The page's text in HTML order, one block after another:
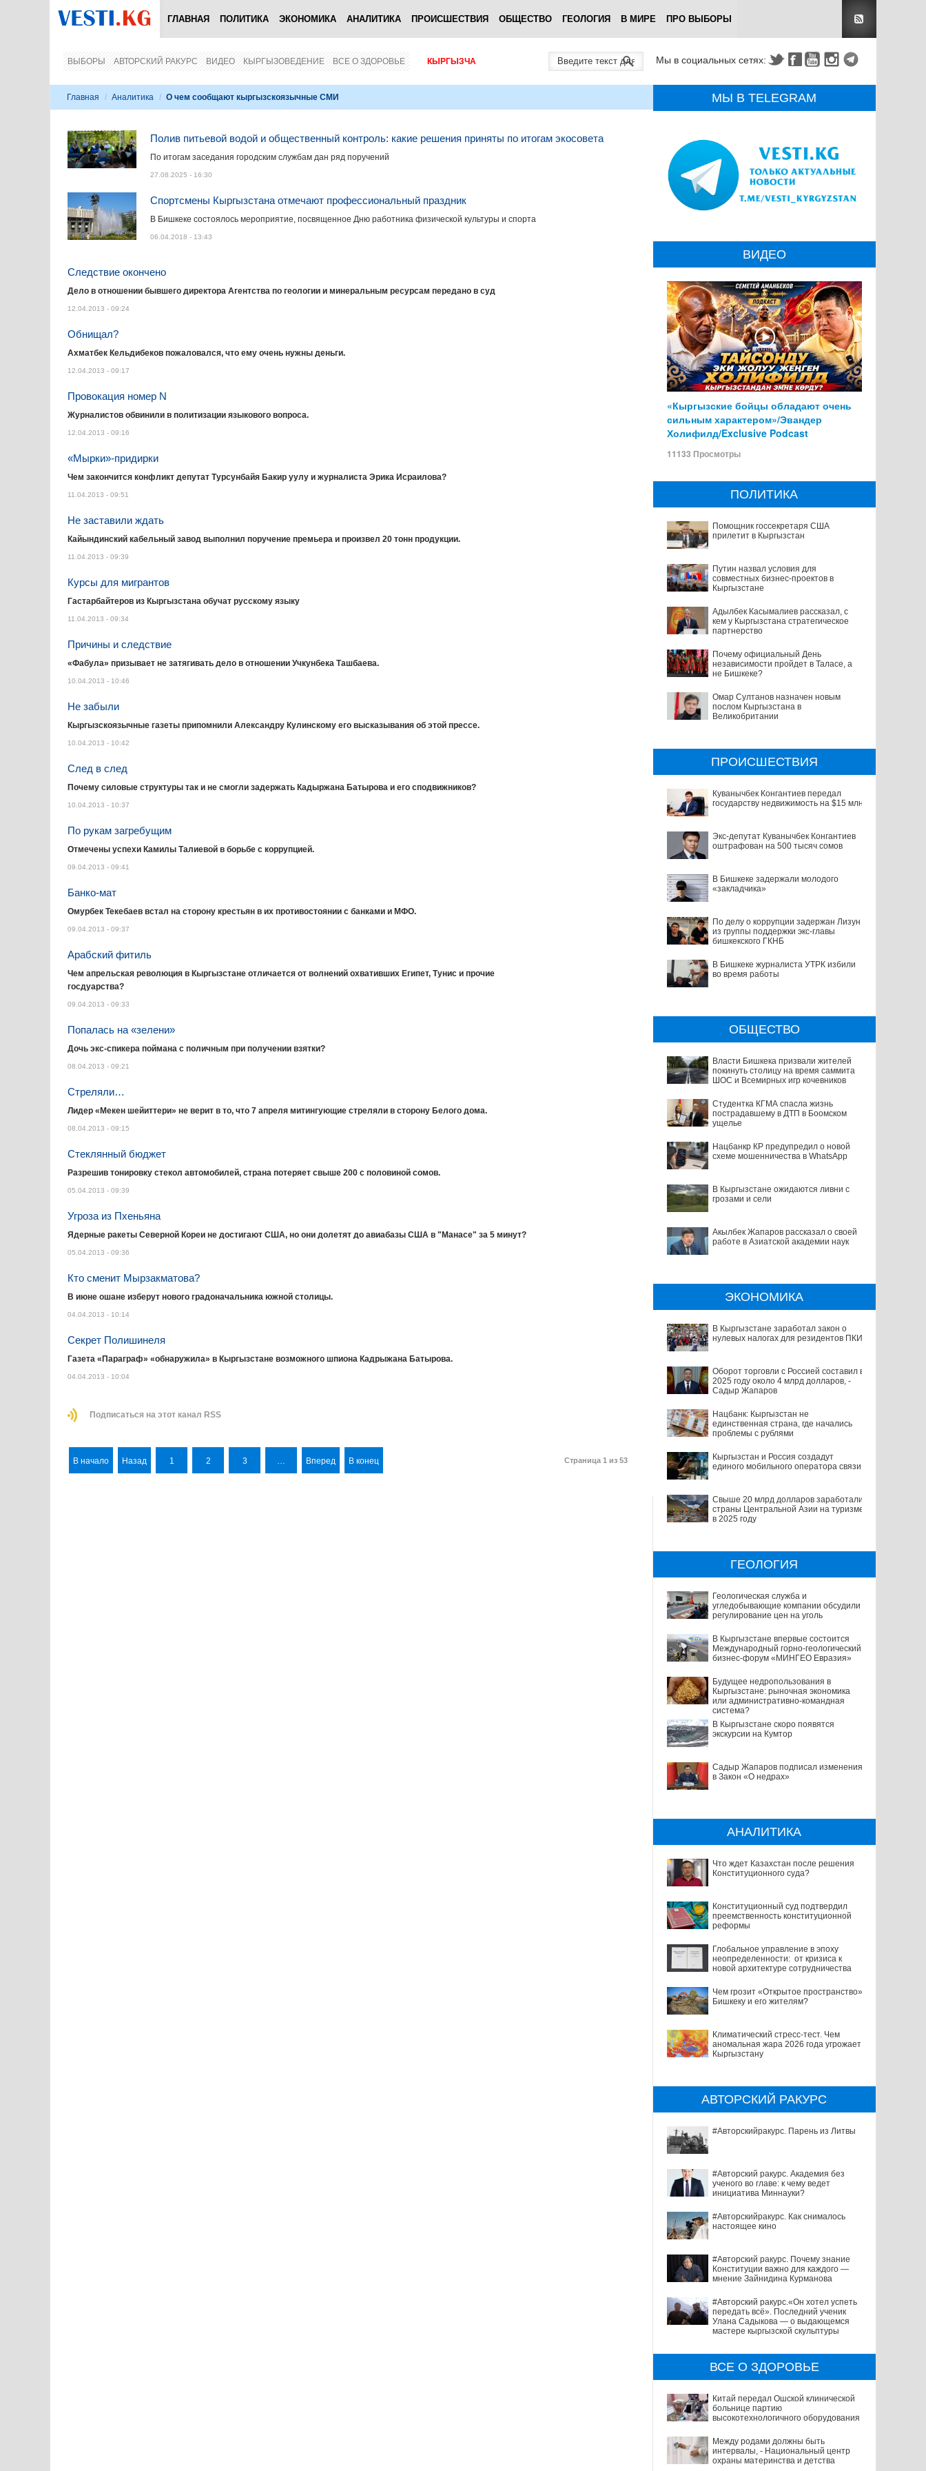
ГЛАВНАЯ ПОЛИТИКА ЭКОНОМИКА АНАЛИТИКА ПРОИСШЕСТВИЯ ОБЩЕСТВО ГЕОЛОГИЯ В МИРЕ ПРО ВЫБОРЫ
ВЫБОРЫ АВТОРСКИЙ РАКУРС ВИДЕО КЫРГЫЗОВЕДЕНИЕ ВСЕ О ЗДОРОВЬЕ КЫРГЫЗЧА Мы в социальных сетях:
Главная / Аналитика / О чем сообщают кыргызскоязычные СМИ
Полив питьевой водой и общественный контроль: какие решения приняты по итогам экосовета
По итогам заседания городским службам дан ряд поручений
27.08.2025 - 16:30
Спортсмены Кыргызстана отмечают профессиональный праздник
В Бишкеке состоялось мероприятие, посвященное Дню работника физической культуры и спорта
06.04.2018 - 13:43
Следствие окончено
Дело в отношении бывшего директора Агентства по геологии и минеральным ресурсам передано в суд
12.04.2013 - 09:24
Обнищал?
Ахматбек Кельдибеков пожаловался, что ему очень нужны деньги.
12.04.2013 - 09:17
Провокация номер N
Журналистов обвинили в политизации языкового вопроса.
12.04.2013 - 09:16
«Мырки»-придирки
Чем закончится конфликт депутат Турсунбайя Бакир уулу и журналиста Эрика Исраилова?
11.04.2013 - 09:51
Не заставили ждать
Кайындинский кабельный завод выполнил поручение премьера и произвел 20 тонн продукции.
11.04.2013 - 09:39
Курсы для мигрантов
Гастарбайтеров из Кыргызстана обучат русскому языку
11.04.2013 - 09:34
Причины и следствие
«Фабула» призывает не затягивать дело в отношении Учкунбека Ташбаева.
10.04.2013 - 10:46
Не забыли
Кыргызскоязычные газеты припомнили Александру Кулинскому его высказывания об этой прессе.
10.04.2013 - 10:42
След в след
Почему силовые структуры так и не смогли задержать Кадыржана Батырова и его сподвижников?
10.04.2013 - 10:37
По рукам загребущим
Отмечены успехи Камилы Талиевой в борьбе с коррупцией.
09.04.2013 - 09:41
Банко-мат
Омурбек Текебаев встал на сторону крестьян в их противостоянии с банками и МФО.
09.04.2013 - 09:37
Арабский фитиль
Чем апрельская революция в Кыргызстане отличается от волнений охвативших Египет, Тунис и прочие
госдуарства?
09.04.2013 - 09:33
Попалась на «зелени»
Дочь экс-спикера поймана с поличным при получении взятки?
08.04.2013 - 09:21
Стреляли…
Лидер «Мекен шейиттери» не верит в то, что 7 апреля митингующие стреляли в сторону Белого дома.
08.04.2013 - 09:15
Стеклянный бюджет
Разрешив тонировку стекол автомобилей, страна потеряет свыше 200 с половиной сомов.
05.04.2013 - 09:39
Угроза из Пхеньяна
Ядерные ракеты Северной Кореи не достигают США, но они долетят до авиабазы США в "Манасе" за 5 минут?
05.04.2013 - 09:36
Кто сменит Мырзакматова?
В июне ошане изберут нового градоначальника южной столицы.
04.04.2013 - 10:14
Секрет Полишинеля
Газета «Параграф» «обнаружила» в Кыргызстане возможного шпиона Кадрыжана Батырова.
04.04.2013 - 10:04
Подписаться на этот канал RSS
В начало Назад 1 2 3 … Вперед В конец Страница 1 из 53
МЫ В TELEGRAM
ВИДЕО
«Кыргызские бойцы обладают очень
сильным характером»/Эвандер
Холифилд/Exclusive Podcast
11133 Просмотры
ПОЛИТИКА
Помощник госсекретаря США
прилетит в Кыргызстан
Путин назвал условия для
совместных бизнес-проектов в
Кыргызстане
Адылбек Касымалиев рассказал, с
кем у Кыргызстана стратегическое
партнерство
Почему официальный День
независимости пройдет в Таласе, а
не Бишкеке?
Омар Султанов назначен новым
послом Кыргызстана в
Великобритании
ПРОИСШЕСТВИЯ
Куванычбек Конгантиев передал
государству недвижимость на $15 млн
Экс-депутат Куванычбек Конгантиев
оштрафован на 500 тысяч сомов
В Бишкеке задержали молодого
«закладчика»
По делу о коррупции задержан Лизун
из группы поддержки экс-главы
бишкекского ГКНБ
В Бишкеке журналиста УТРК избили
во время работы
ОБЩЕСТВО
Власти Бишкека призвали жителей
покинуть столицу на время саммита
ШОС и Всемирных игр кочевников
Студентка КГМА спасла жизнь
пострадавшему в ДТП в Боомском
ущелье
Нацбанкр КР предупредил о новой
схеме мошенничества в WhatsApp
В Кыргызстане ожидаются ливни с
грозами и сели
Акылбек Жапаров рассказал о своей
работе в Азиатской академии наук
ЭКОНОМИКА
В Кыргызстане заработал закон о
нулевых налогах для резидентов ПКИ
Оборот торговли с Россией составил в
2025 году около 4 млрд долларов, -
Садыр Жапаров
Нацбанк: Кыргызстан не
единственная страна, где начались
проблемы с рублями
Кыргызстан и Россия создадут
единого мобильного оператора связи
Свыше 20 млрд долларов заработали
страны Центральной Азии на туризме
в 2025 году
ГЕОЛОГИЯ
Геологическая служба и
угледобывающие компании обсудили
регулирование цен на уголь
В Кыргызстане впервые состоится
Международный горно-геологический
бизнес-форум «МИНГЕО Евразия»
Будущее недропользования в
Кыргызстане: рыночная экономика
или административно-командная
система?
В Кыргызстане скоро появятся
экскурсии на Кумтор
Садыр Жапаров подписал изменения
в Закон «О недрах»
АНАЛИТИКА
Что ждет Казахстан после решения
Конституционного суда?
Конституционный суд подтвердил
преемственность конституционной
реформы
Глобальное управление в эпоху
неопределенности: от кризиса к
новой архитектуре сотрудничества
Чем грозит «Открытое пространство»
Бишкеку и его жителям?
Климатический стресс-тест. Чем
аномальная жара 2026 года угрожает
Кыргызстану
АВТОРСКИЙ РАКУРС
#Авторскийракурс. Парень из Литвы
#Авторский ракурс. Академия без
ученого во главе: к чему ведет
инициатива Миннауки?
#Авторскийракурс. Как снималось
настоящее кино
#Авторский ракурс. Почему знание
Конституции важно для каждого —
мнение Зайнидина Курманова
#Авторский ракурс.«Он хотел успеть
передать всё». Последний ученик
Улана Садыкова — о выдающемся
мастере кыргызской скульптуры
ВСЕ О ЗДОРОВЬЕ
Китай передал Ошской клинической
больнице партию
высокотехнологичного оборудования
Между родами должны быть
интервалы, - Национальный центр
охраны материнства и детства